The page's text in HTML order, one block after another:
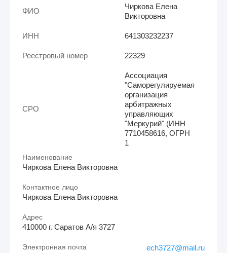
ФИО
Чиркова Елена
Викторовна
ИНН 641303232237
Реестровый номер 22329
СРО
Ассоциация
"Саморегулируемая
организация
арбитражных
управляющих
"Меркурий" (ИНН
7710458616, ОГРН
1
Наименование
Чиркова Елена Викторовна
Контактное лицо
Чиркова Елена Викторовна
Адрес
410000 г. Саратов А/я 3727
Электронная почта ech3727@mail.ru